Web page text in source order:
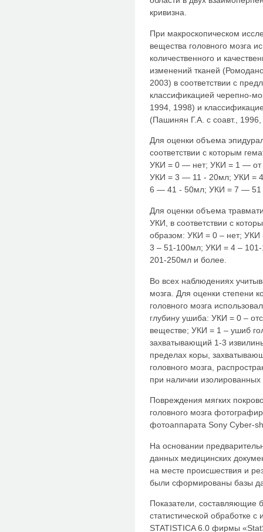
кривизна.
При макроскопическом
вещества головного мозга
количественного и
изменений тканей
2003) в соответствии с
классификацией черепно-
1994, 1998) и
(Пашинян Г.А. с соавт.,
Для оценки объема
соответствии с которым
УКИ = 0 — нет; УКИ = 1 — от
УКИ = 3 — 11 - 20мл; УКИ =
6 — 41 - 50мл; УКИ = 7 — 51
Для оценки объема
УКИ, в соответствии с
образом: УКИ = 0 – нет;
3 – 51-100мл; УКИ = 4 –
201-250мл и более.
Во всех наблюдениях
мозга. Для оценки степени
головного мозга
глубину ушиба: УКИ = 0 –
веществе; УКИ = 1 – ушиб
захватывающий 1-3
пределах коры,
головного мозга,
при наличии
Повреждения мягких
головного мозга
фотоаппарата Sony Cyber-
На основании
данных медицинских
на месте происшествия и
были сформированы базы
Показатели, составляющие
статистической обработке
STATISTICA 6.0 фирмы